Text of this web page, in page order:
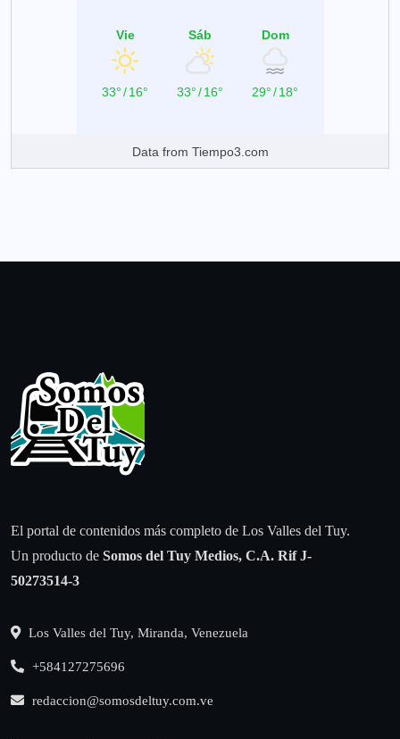
Vie
33°/16°
Sáb
33°/16°
Dom
29°/18°
Data from Tiempo3.com
El portal de contenidos más completo de Los Valles del Tuy.
Un producto de Somos del Tuy Medios, C.A. Rif J-
50273514-3
Los Valles del Tuy, Miranda, Venezuela
+584127275696
redaccion@somosdeltuy.com.ve